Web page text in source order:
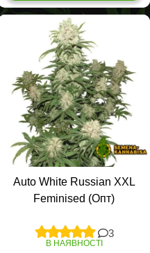
Auto White Russian XXL
Feminised (Опт)
3
В НАЯВНОСТІ